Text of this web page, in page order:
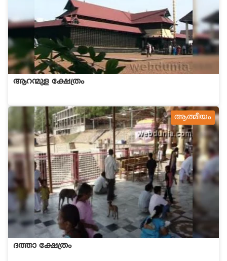
ആറന്മുള ക്ഷേത്രം
ആത്മീയം
ദത്താ ക്ഷേത്രം